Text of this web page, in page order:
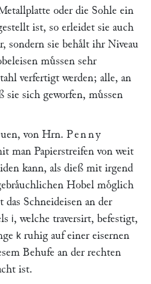
oder die Sohle ein
ist, so erleidet sie auch
sondern sie behaͤlt ihr Niveau
muͤssen sehr
verfertigt werden; alle, an
sie sich geworfen, muͤssen
von Hrn. Penny
man Papierstreifen von weit
kann, als dieß mit irgend
Hobel moͤglich
Schneideisen an der
i, welche traversirt, befestigt,
k ruhig auf einer eisernen
Behufe an der rechten
ist.